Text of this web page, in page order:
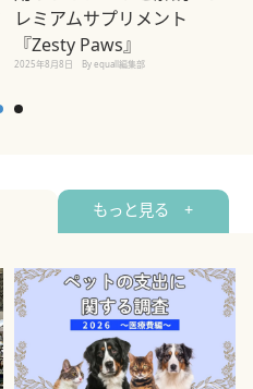
レミアムサプリメント
『Zesty Paws』
2025年8月8日 By equall編集部
もっと見る +